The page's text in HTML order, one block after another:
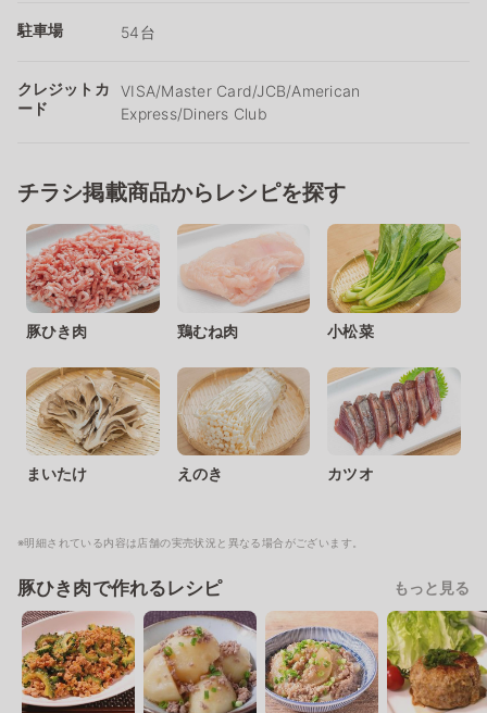
駐車場 54台
クレジットカ
ード
VISA/Master Card/JCB/American
Express/Diners Club
チラシ掲載商品からレシピを探す
豚ひき肉 鶏むね肉 小松菜
まいたけ えのき カツオ
※明細されている内容は店舗の実売状況と異なる場合がございます。
豚ひき肉で作れるレシピ もっと見る